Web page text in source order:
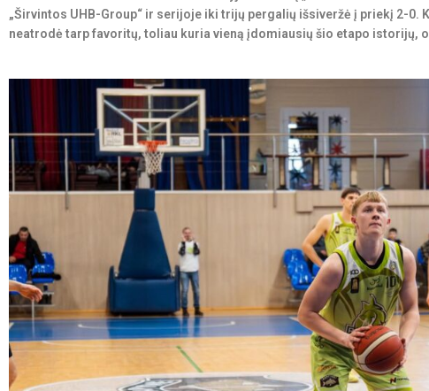
„Širvintos UHB-Group“ ir serijoje iki trijų pergalių išsiveržė į priekį 2-0.
neatrodė tarp favoritų, toliau kuria vieną įdomiausių šio etapo istorijų,